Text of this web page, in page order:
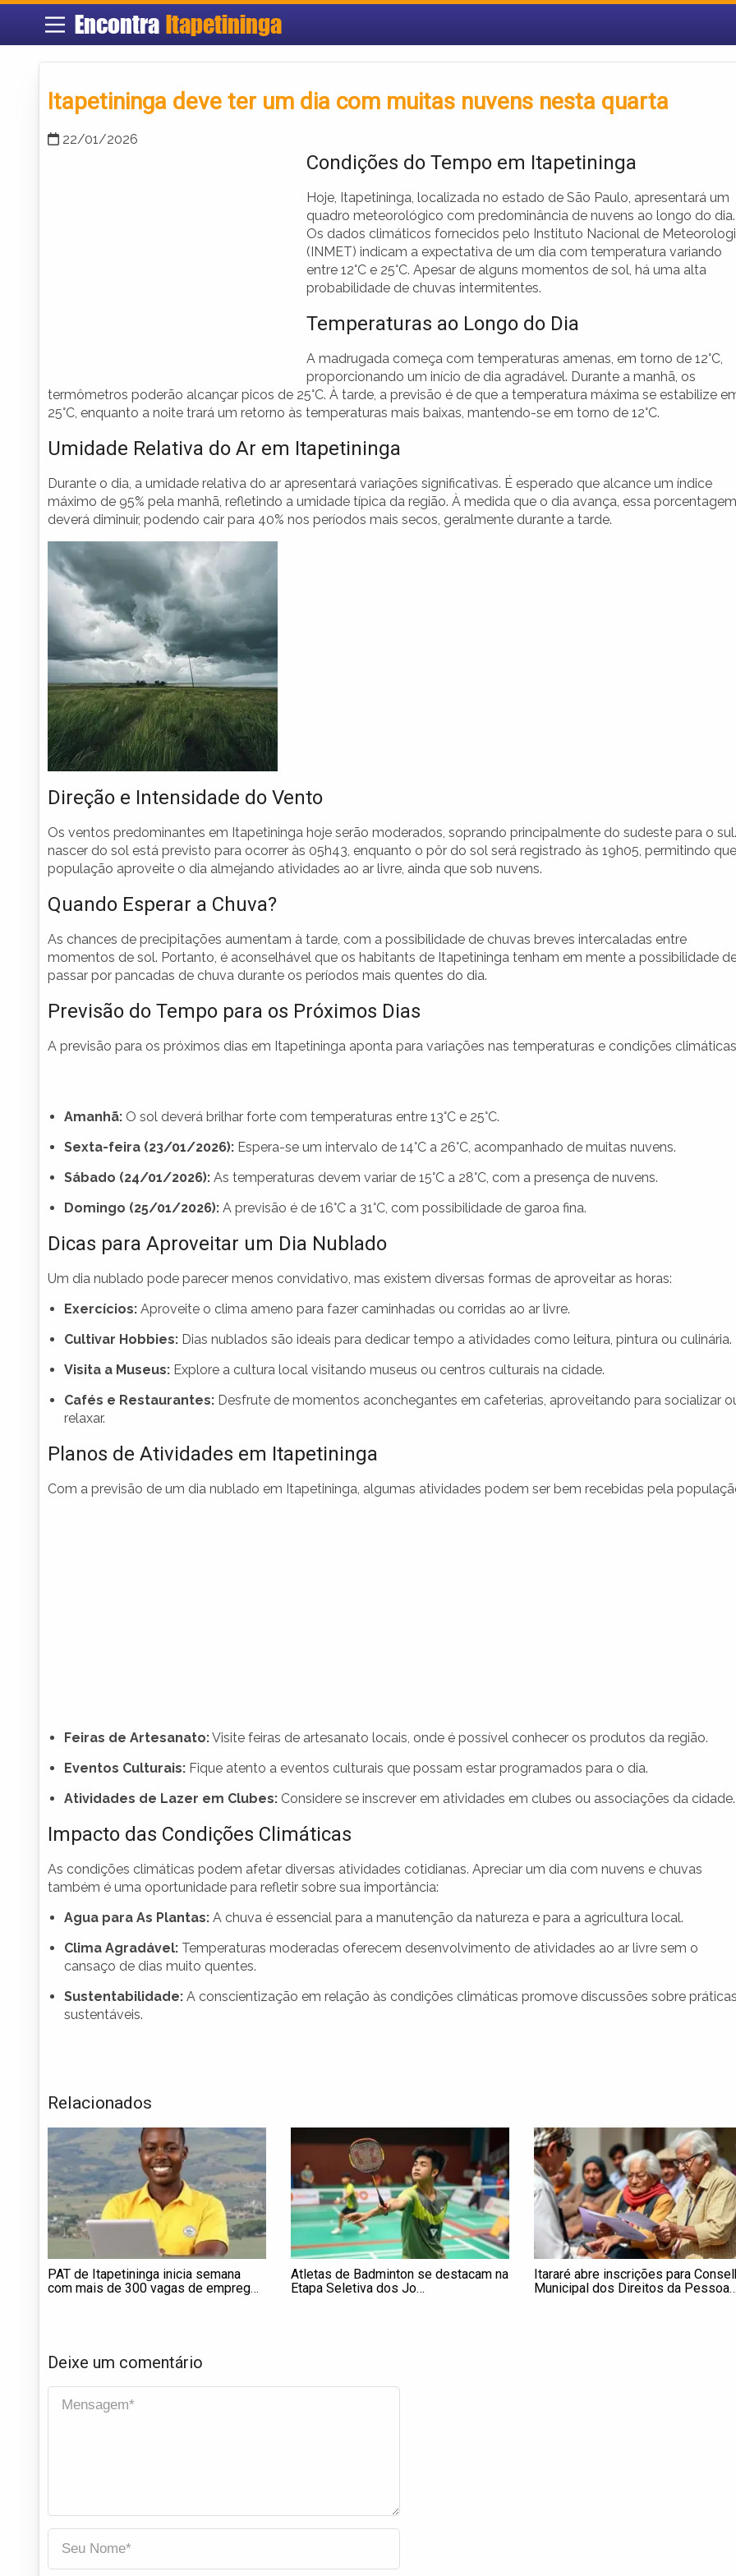
Encontra Itapetininga
Itapetininga deve ter um dia com muitas nuvens nesta quarta
22/01/2026
Condições do Tempo em Itapetininga
Hoje, Itapetininga, localizada no estado de São Paulo, apresentará um
quadro meteorológico com predominância de nuvens ao longo do dia.
Os dados climáticos fornecidos pelo Instituto Nacional de
(INMET) indicam a expectativa de um dia com temperatura variando
entre 12°C e 25°C. Apesar de alguns momentos de sol, há uma alta
probabilidade de chuvas intermitentes.
Temperaturas ao Longo do Dia
A madrugada começa com temperaturas amenas, em torno de 12°C,
proporcionando um início de dia agradável. Durante a manhã, os
termômetros poderão alcançar picos de 25°C. À tarde, a previsão é de que a temperatura máxima se estabilize
25°C, enquanto a noite trará um retorno às temperaturas mais baixas, mantendo-se em torno de 12°C.
Umidade Relativa do Ar em Itapetininga
Durante o dia, a umidade relativa do ar apresentará variações significativas. É esperado que alcance um índice
máximo de 95% pela manhã, refletindo a umidade típica da região. À medida que o dia avança, essa porcentagem
deverá diminuir, podendo cair para 40% nos períodos mais secos, geralmente durante a tarde.
Direção e Intensidade do Vento
Os ventos predominantes em Itapetininga hoje serão moderados, soprando principalmente do sudeste para o
nascer do sol está previsto para ocorrer às 05h43, enquanto o pôr do sol será registrado às 19h05, permitindo
população aproveite o dia almejando atividades ao ar livre, ainda que sob nuvens.
Quando Esperar a Chuva?
As chances de precipitações aumentam à tarde, com a possibilidade de chuvas breves intercaladas entre
momentos de sol. Portanto, é aconselhável que os habitants de Itapetininga tenham em mente a possibilidade
passar por pancadas de chuva durante os períodos mais quentes do dia.
Previsão do Tempo para os Próximos Dias
A previsão para os próximos dias em Itapetininga aponta para variações nas temperaturas e condições
Amanhã: O sol deverá brilhar forte com temperaturas entre 13°C e 25°C.
Sexta-feira (23/01/2026): Espera-se um intervalo de 14°C a 26°C, acompanhado de muitas nuvens.
Sábado (24/01/2026): As temperaturas devem variar de 15°C a 28°C, com a presença de nuvens.
Domingo (25/01/2026): A previsão é de 16°C a 31°C, com possibilidade de garoa fina.
Dicas para Aproveitar um Dia Nublado
Um dia nublado pode parecer menos convidativo, mas existem diversas formas de aproveitar as horas:
Exercícios: Aproveite o clima ameno para fazer caminhadas ou corridas ao ar livre.
Cultivar Hobbies: Dias nublados são ideais para dedicar tempo a atividades como leitura, pintura ou culinária.
Visita a Museus: Explore a cultura local visitando museus ou centros culturais na cidade.
Cafés e Restaurantes: Desfrute de momentos aconchegantes em cafeterias, aproveitando para socializar
relaxar.
Planos de Atividades em Itapetininga
Com a previsão de um dia nublado em Itapetininga, algumas atividades podem ser bem recebidas pela
Feiras de Artesanato:Visite feiras de artesanato locais, onde é possível conhecer os produtos da região.
Eventos Culturais: Fique atento a eventos culturais que possam estar programados para o dia.
Atividades de Lazer em Clubes: Considere se inscrever em atividades em clubes ou associações da cidade.
Impacto das Condições Climáticas
As condições climáticas podem afetar diversas atividades cotidianas. Apreciar um dia com nuvens e chuvas
também é uma oportunidade para refletir sobre sua importância:
Agua para As Plantas: A chuva é essencial para a manutenção da natureza e para a agricultura local.
Clima Agradável: Temperaturas moderadas oferecem desenvolvimento de atividades ao ar livre sem o
cansaço de dias muito quentes.
Sustentabilidade: A conscientização em relação às condições climáticas promove discussões sobre
sustentáveis.
Relacionados
PAT de Itapetininga inicia semana
com mais de 300 vagas de emprego;
Atletas de Badminton se destacam na
Etapa Seletiva dos Jo…
Itararé abre inscrições para
Municipal dos Direitos da Pessoa
Deixe um comentário